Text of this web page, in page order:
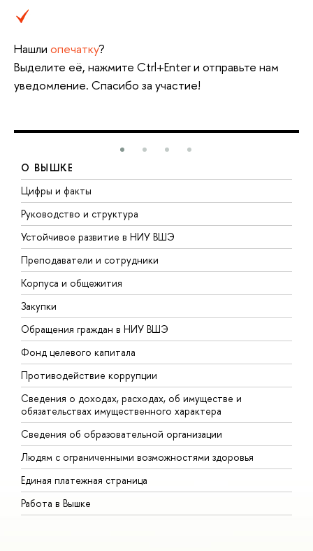
Нашли опечатку?
Выделите её, нажмите Ctrl+Enter и отправьте нам
уведомление. Спасибо за участие!
О ВЫШКЕ
Цифры и факты
Руководство и структура
Устойчивое развитие в НИУ ВШЭ
Преподаватели и сотрудники
Корпуса и общежития
Закупки
Обращения граждан в НИУ ВШЭ
Фонд целевого капитала
Противодействие коррупции
Сведения о доходах, расходах, об имуществе и
обязательствах имущественного характера
Сведения об образовательной организации
Людям с ограниченными возможностями здоровья
Единая платежная страница
Работа в Вышке